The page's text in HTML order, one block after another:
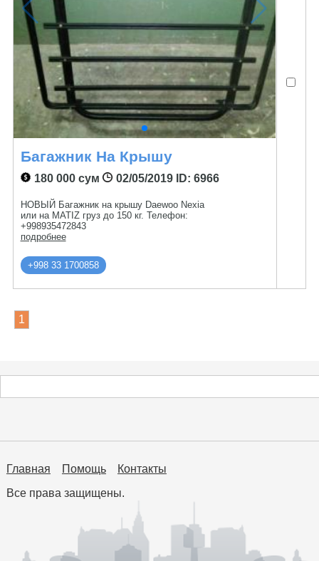
Багажник На Крышу
180 000 сум 02/05/2019ID: 6966
НОВЫЙ Багажник на крышу Daewoo Nexia
или на MATIZ груз до 150 кг. Телефон:
+998935472843
подробнее
+998 33 1700858
1
Главная Помощь
Контакты
Все права защищены.